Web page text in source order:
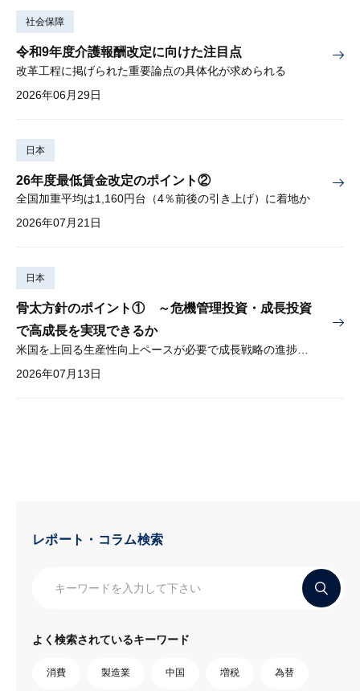
社会保障
令和9年度介護報酬改定に向けた注目点
改革工程に掲げられた重要論点の具体化が求められる
2026年06月29日
日本
26年度最低賃金改定のポイント②
全国加重平均は1,160円台（4％前後の引き上げ）に着地か
2026年07月21日
日本
骨太方針のポイント① ～危機管理投資・成長投資
で高成長を実現できるか
2026年07月13日
レポート・コラム検索
よく検索されているキーワード
消費 製造業 中国 増税 為替